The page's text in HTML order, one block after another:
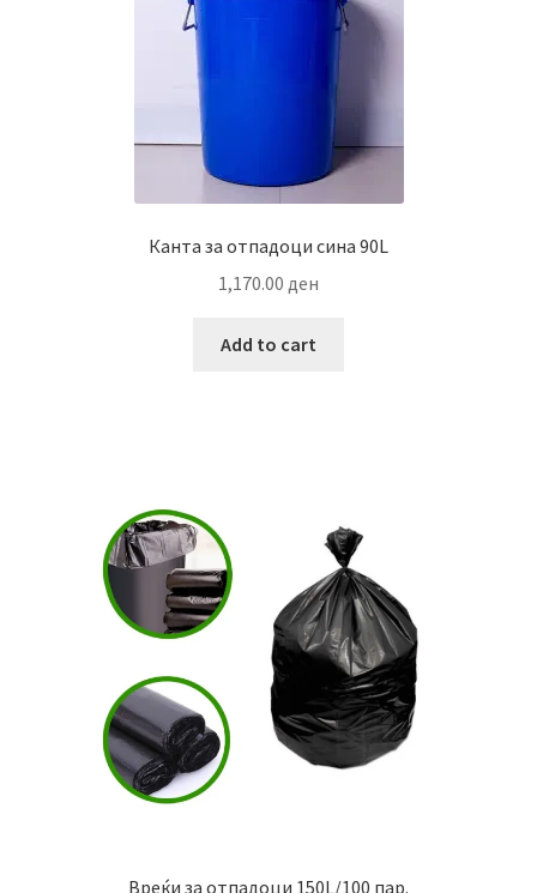
Канта за отпадоци сина 90L
1,170.00 ден
Add to cart
Вреќи за отпадоци 150L/100 пар.